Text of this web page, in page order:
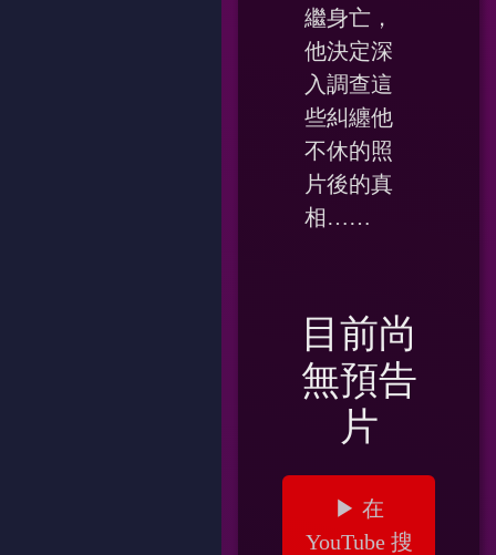
繼身亡，
他決定深
入調查這
些糾纏他
不休的照
片後的真
相……
目前尚
無預告
片
▶ 在
YouTube 搜